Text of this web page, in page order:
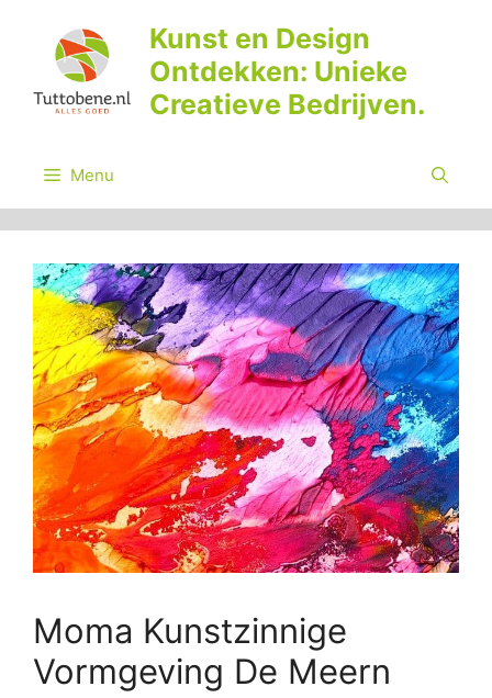
inhoud
Kunst en Design
Ontdekken: Unieke
Creatieve Bedrijven.
Menu
Moma Kunstzinnige
Vormgeving De Meern